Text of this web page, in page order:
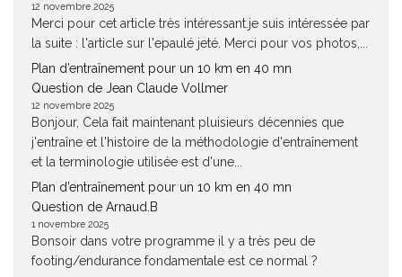
12 novembre 2025
Merci pour cet article très intéressant.je suis intéressée par
la suite : l'article sur l'epaulé jeté. Merci pour vos photos,...
Plan d’entraînement pour un 10 km en 40 mn
Question de Jean Claude Vollmer
12 novembre 2025
Bonjour, Cela fait maintenant pluisieurs décennies que
j'entraîne et l'histoire de la méthodologie d'entraînement
et la terminologie utilisée est d'une...
Plan d’entraînement pour un 10 km en 40 mn
Question de Arnaud.B
1 novembre 2025
Bonsoir dans votre programme il y a très peu de
footing/endurance fondamentale est ce normal ?